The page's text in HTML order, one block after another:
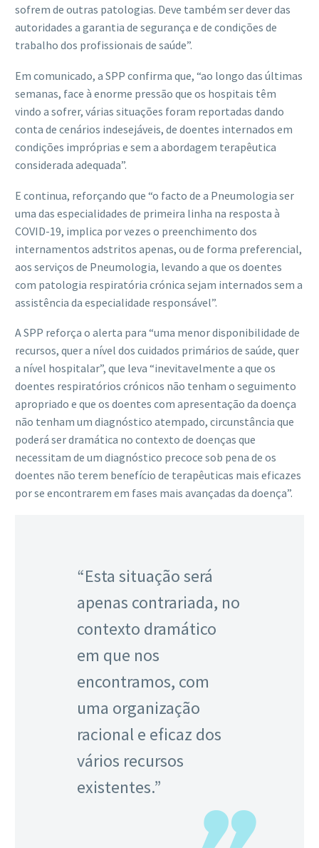
sofrem de outras patologias. Deve também ser dever das
autoridades a garantia de segurança e de condições de
trabalho dos profissionais de saúde”.
Em comunicado, a SPP confirma que, “ao longo das últimas
semanas, face à enorme pressão que os hospitais têm
vindo a sofrer, várias situações foram reportadas dando
conta de cenários indesejáveis, de doentes internados em
condições impróprias e sem a abordagem terapêutica
considerada adequada”.
E continua, reforçando que “o facto de a Pneumologia ser
uma das especialidades de primeira linha na resposta à
COVID-19, implica por vezes o preenchimento dos
internamentos adstritos apenas, ou de forma preferencial,
aos serviços de Pneumologia, levando a que os doentes
com patologia respiratória crónica sejam internados sem a
assistência da especialidade responsável”.
A SPP reforça o alerta para “uma menor disponibilidade de
recursos, quer a nível dos cuidados primários de saúde, quer
a nível hospitalar”, que leva “inevitavelmente a que os
doentes respiratórios crónicos não tenham o seguimento
apropriado e que os doentes com apresentação da doença
não tenham um diagnóstico atempado, circunstância que
poderá ser dramática no contexto de doenças que
necessitam de um diagnóstico precoce sob pena de os
doentes não terem benefício de terapêuticas mais eficazes
por se encontrarem em fases mais avançadas da doença”.
“Esta situação será
apenas contrariada, no
contexto dramático
em que nos
encontramos, com
uma organização
racional e eficaz dos
vários recursos
existentes.”